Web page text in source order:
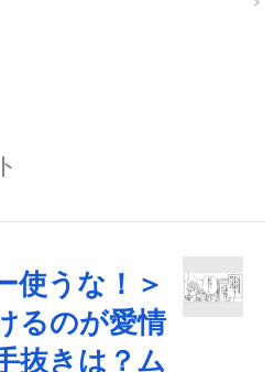
使うな！＞
るのが愛情
抜きは？ム